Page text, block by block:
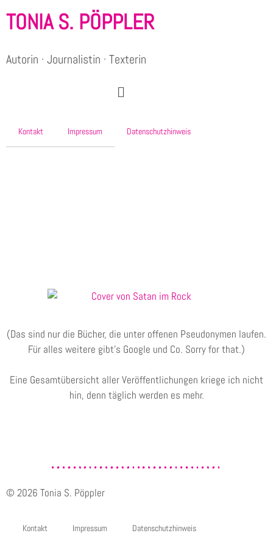
TONIA S. PÖPPLER
Autorin · Journalistin · Texterin
Kontakt Impressum Datenschutzhinweis
(Das sind nur die Bücher, die unter offenen Pseudonymen laufen.
Für alles weitere gibt’s Google und Co. Sorry for that.)
Eine Gesamtübersicht aller Veröffentlichungen kriege ich nicht
hin, denn täglich werden es mehr.
© 2026 Tonia S. Pöppler
Kontakt Impressum Datenschutzhinweis